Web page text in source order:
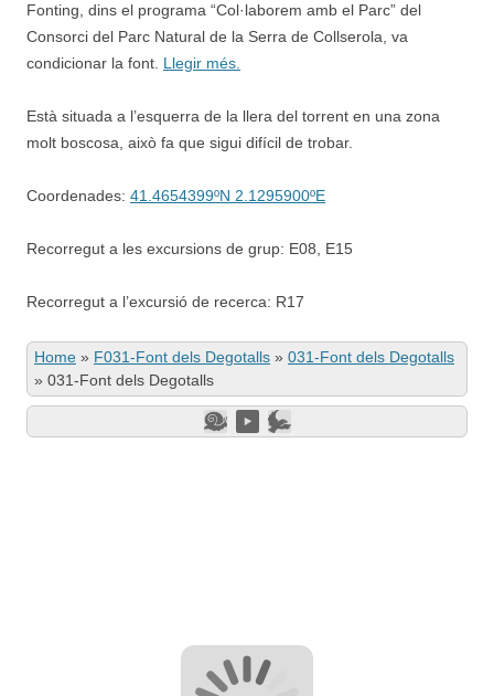
Fonting, dins el programa “Col·laborem amb el Parc” del
Consorci del Parc Natural de la Serra de Collserola, va
condicionar la font. Llegir més.
Està situada a l’esquerra de la llera del torrent en una zona
molt boscosa, això fa que sigui difícil de trobar.
Coordenades: 41.4654399ºN 2.1295900ºE
Recorregut a les excursions de grup: E08, E15
Recorregut a l’excursió de recerca: R17
Home » F031-Font dels Degotalls » 031-Font dels Degotalls
» 031-Font dels Degotalls